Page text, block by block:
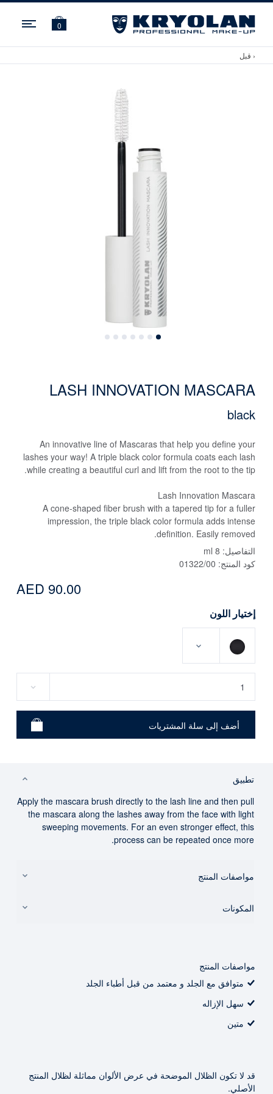
0
‹ قبل
LASH INNOVATION MASCARA
black
An innovative line of Mascaras that help you define your
lashes your way! A triple black color formula coats each lash
while creating a beautiful curl and lift from the root to the tip.
Lash Innovation Mascara
A cone-shaped fiber brush with a tapered tip for a fuller
impression, the triple black color formula adds intense
definition. Easily removed.
التفاصيل: 8 ml
كود المنتج: 01322/00
AED 90.00
إختيار اللون
تطبيق
Apply the mascara brush directly to the lash line and then pull
the mascara along the lashes away from the face with light
sweeping movements. For an even stronger effect, this
process can be repeated once more.
مواصفات المنتج
المكونات
مواصفات المنتج
متوافق مع الجلد و معتمد من قبل أطباء الجلد
سهل الإزاله
متين
قد لا تكون الظلال الموضحة في عرض الألوان مماثلة لظلال المنتج
الأصلي.